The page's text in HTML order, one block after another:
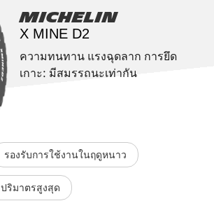
Michelin
X MINE D2
ความทนทาน แรงฉุดลาก การยึด
เกาะ: มีสมรรถนะเท่ากัน
รองรับการใช้งานในฤดูหนาว
ปริมาตรสูงสุด